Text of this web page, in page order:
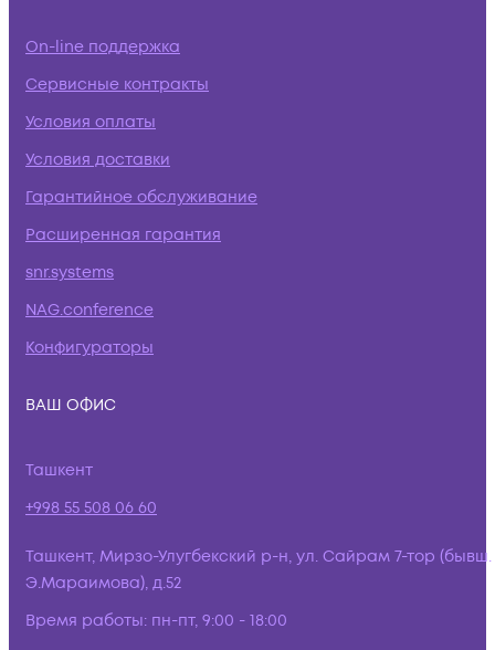
On-line поддержка
Сервисные контракты
Условия оплаты
Условия доставки
Гарантийное обслуживание
Расширенная гарантия
snr.systems
NAG.conference
Конфигураторы
ВАШ ОФИС
Ташкент
+998 55 508 06 60
Ташкент, Мирзо-Улугбекский р-н, ул. Сайрам 7-тор (бывш.
Э.Мараимова), д.52
Время работы: пн-пт, 9:00 - 18:00